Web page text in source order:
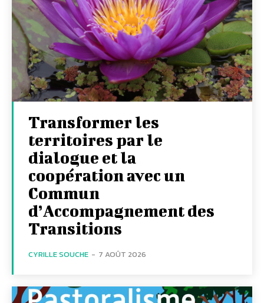
Transformer les
territoires par le
dialogue et la
coopération avec un
Commun
d’Accompagnement des
Transitions
CYRILLE SOUCHE - 7 AOÛT 2026